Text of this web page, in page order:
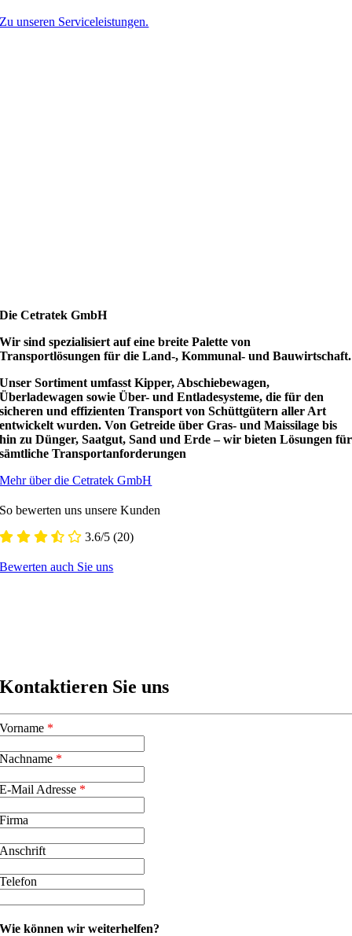
Zu unseren Serviceleistungen.
Die Cetratek GmbH
Wir sind spezialisiert auf eine breite Palette von
Transportlösungen für die Land-, Kommunal- und Bauwirtschaft.
Unser Sortiment umfasst Kipper, Abschiebewagen,
Überladewagen sowie Über- und Entladesysteme, die für den
sicheren und effizienten Transport von Schüttgütern aller Art
entwickelt wurden. Von Getreide über Gras- und Maissilage bis
hin zu Dünger, Saatgut, Sand und Erde – wir bieten Lösungen für
sämtliche Transportanforderungen
Mehr über die Cetratek GmbH
So bewerten uns unsere Kunden
3.6/5 (20)
Bewerten auch Sie uns
Kontaktieren Sie uns
Vorname *
Nachname *
E-Mail Adresse *
Firma
Anschrift
Telefon
Wie können wir weiterhelfen?